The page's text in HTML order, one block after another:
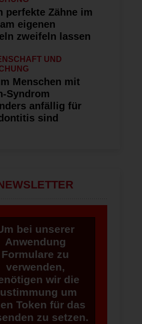
perfekte Zähne im
eigenen
zweifeln lassen
UND
Menschen mit
Syndrom
anfällig für
sind
bei unserer
Anwendung
Formulare zu
verwenden,
wir die
um
Token für das
zu setzen.